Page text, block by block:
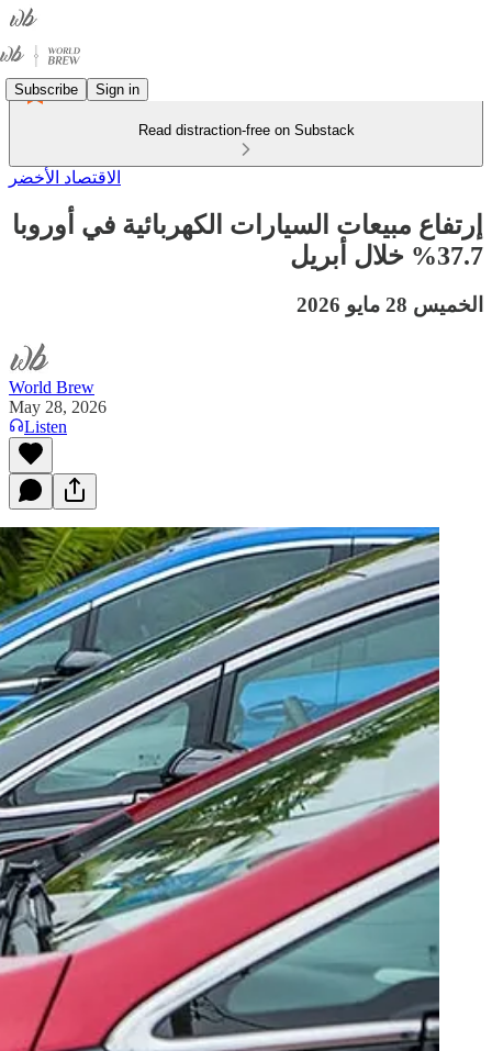
Subscribe Sign in
Read distraction-free on Substack
الاقتصاد الأخضر
إرتفاع مبيعات السيارات الكهربائية في أوروبا
37.7% خلال أبريل
الخميس 28 مايو 2026
World Brew
May 28, 2026
Listen